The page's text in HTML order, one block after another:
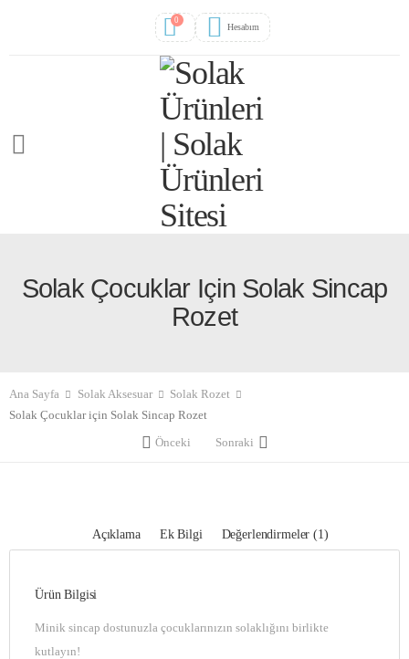
0
Hesabım
Solak Çocuklar Için Solak Sincap
Rozet
Ana Sayfa Solak Aksesuar
Solak Rozet
Solak Çocuklar için Solak Sincap Rozet
Önceki Sonraki
Açıklama Ek Bilgi Değerlendirmeler (1)
Ürün Bilgisi
Minik sincap dostunuzla çocuklarınızın solaklığını birlikte
kutlayın!